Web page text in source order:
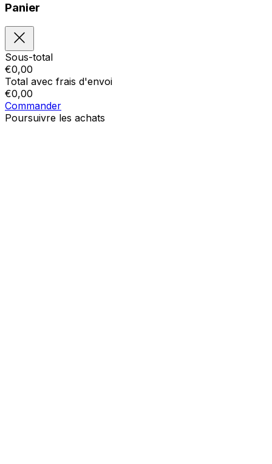
Panier
Sous-total
€0,00
Total avec frais d'envoi
€0,00
Commander
Poursuivre les achats